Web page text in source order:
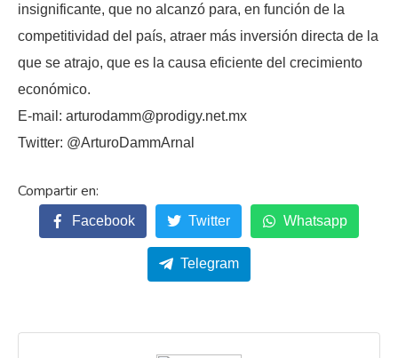
insignificante, que no alcanzó para, en función de la
competitividad del país, atraer más inversión directa de la
que se atrajo, que es la causa eficiente del crecimiento
económico.
E-mail: arturodamm@prodigy.net.mx
Twitter: @ArturoDammArnal
Facebook Twitter Whatsapp
Telegram